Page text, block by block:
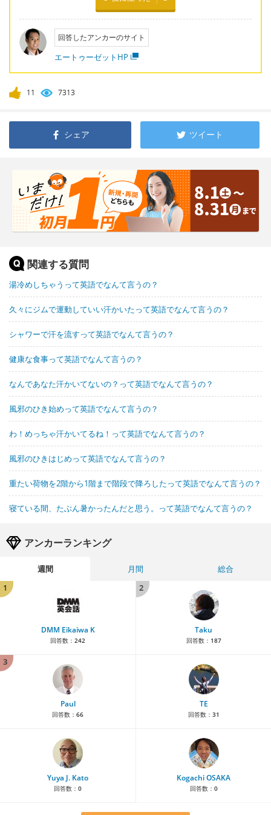
回答したアンカーのサイト
エートゥーゼットHP
11 7313
シェア ツイート
関連する質問
湯冷めしちゃうって英語でなんて言うの？
久々にジムで運動していい汗かいたって英語でなんて言うの？
シャワーで汗を流すって英語でなんて言うの？
健康な食事って英語でなんて言うの？
なんであなた汗かいてないの？って英語でなんて言うの？
風邪のひき始めって英語でなんて言うの？
わ！めっちゃ汗かいてるね！って英語でなんて言うの？
風邪のひきはじめって英語でなんて言うの？
重たい荷物を2階から1階まで階段で降ろしたって英語でなんて言うの？
寝ている間、たぶん暑かったんだと思う。って英語でなんて言うの？
アンカーランキング
週間 月間
総合
1
DMM Eikaiwa K
回答数： 242
2
Taku
回答数： 187
3
Paul
回答数： 66
TE
回答数： 31
Yuya J. Kato
回答数： 0
Kogachi OSAKA
回答数： 0